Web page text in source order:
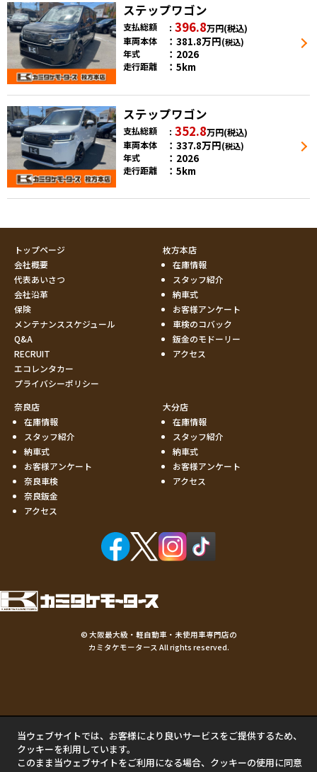
ステップワゴン
支払総額 396.8万円(税込)
車両本体
381.8万円(税込)
年式 2026
走行距離 5km
ステップワゴン
支払総額 352.8万円(税込)
車両本体
337.8万円(税込)
年式 2026
走行距離 5km
トップページ
会社概要
代表あいさつ
会社沿革
保険
メンテナンススケジュール
Q&A
RECRUIT
エコレンタカー
プライバシーポリシー
枚方本店
在庫情報
スタッフ紹介
納車式
お客様アンケート
車検のコバック
鈑金のモドーリー
アクセス
奈良店
在庫情報
スタッフ紹介
納車式
お客様アンケート
奈良車検
奈良鈑金
アクセス
大分店
在庫情報
スタッフ紹介
納車式
お客様アンケート
アクセス
© 大阪最大級・軽自動車・未使用車専門店の
カミタケモータース All rights reserved.
当ウェブサイトでは、お客様により良いサービスをご提供するため、
クッキーを利用しています。
このまま当ウェブサイトをご利用になる場合、クッキーの使用に同意